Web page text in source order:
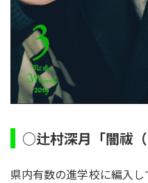
○辻村深月「闇祓（
県内有数の進学校に編入